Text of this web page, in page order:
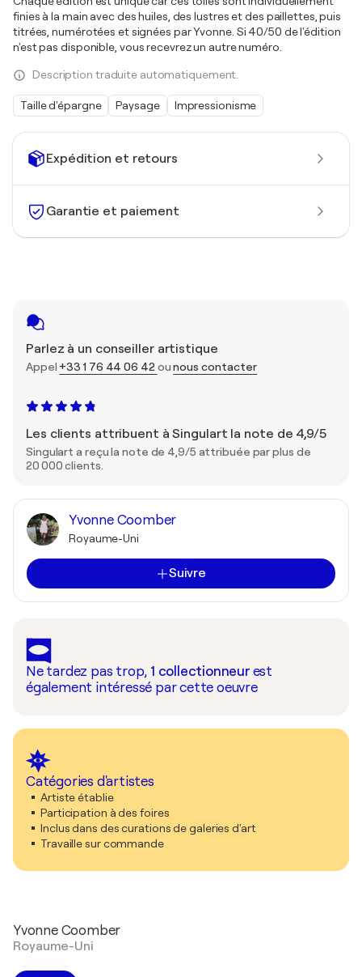
Expédition et retours
Garantie et paiement
Parlez à un conseiller artistique
Appel +33 1 76 44 06 42ounous contacter
Les clients attribuent à Singulart la note de 4,9/5
Singulart a reçu la note de 4,9/5 attribuée par plus de
20 000 clients.
Yvonne Coomber
Royaume-Uni
Suivre
Ne tardez pas trop, 1 collectionneur est
également intéressé par cette oeuvre
Catégories d'artistes
Artiste établie
Participation à des foires
Inclus dans des curations de galeries d'art
Travaille sur commande
finies à la main avec des huiles, des lustres et des paillettes, puis
titrées, numérotées et signées par Yvonne. Si 40/50 de l'édition
n'est pas disponible, vous recevrez un autre numéro.
Description traduite automatiquement.
Taille d'épargne Paysage Impressionisme
Yvonne Coomber
Royaume-Uni